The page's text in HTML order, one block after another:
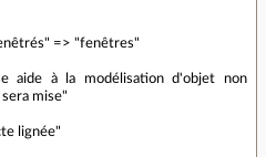
=> "fenêtres"
aide à la modélisation d'objet non
mise"
lignée"